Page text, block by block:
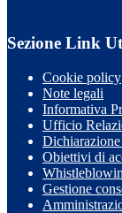
Sezione Link
Cookie policy
Note legali
Informativa
Ufficio
Obiettivi di
Gestione